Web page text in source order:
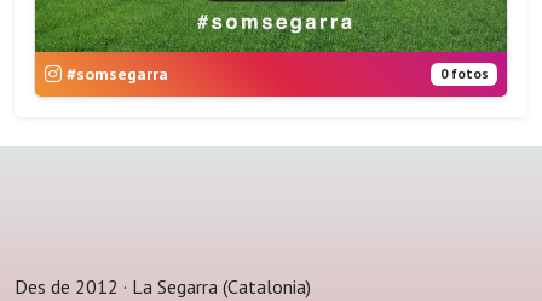
#somsegarra 0 fotos
Des de 2012 · La Segarra (Catalonia)